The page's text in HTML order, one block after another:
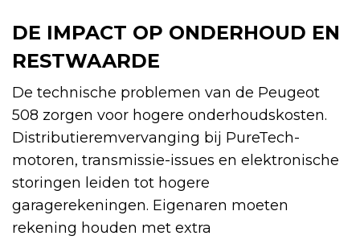
DE IMPACT OP ONDERHOUD EN
RESTWAARDE
De technische problemen van de Peugeot
508 zorgen voor hogere onderhoudskosten.
Distributieremvervanging bij PureTech-
motoren, transmissie-issues en elektronische
storingen leiden tot hogere
garagerekeningen. Eigenaren moeten
rekening houden met extra